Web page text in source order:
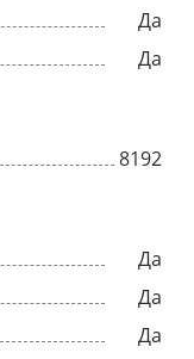
Да
Да
8192
Да
Да
Да